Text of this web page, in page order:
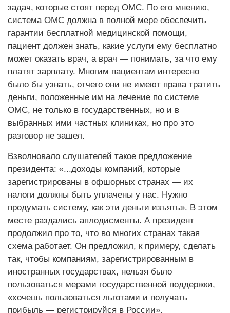
задач, которые стоят перед ОМС. По его мнению,
система ОМС должна в полной мере обеспечить
гарантии бесплатной медицинской помощи,
пациент должен знать, какие услуги ему бесплатно
может оказать врач, а врач — понимать, за что ему
платят зарплату. Многим пациентам интересно
было бы узнать, отчего они не имеют права тратить
деньги, положенные им на лечение по системе
ОМС, не только в государственных, но и в
выбранных ими частных клиниках, но про это
разговор не зашел.
Взволновало слушателей такое предложение
президента: «...доходы компаний, которые
зарегистрированы в офшорных странах — их
налоги должны быть уплачены у нас. Нужно
продумать систему, как эти деньги изъять». В этом
месте раздались аплодисменты. А президент
продолжил про то, что во многих странах такая
схема работает. Он предложил, к примеру, сделать
так, чтобы компаниям, зарегистрированным в
иностранных государствах, нельзя было
пользоваться мерами государственной поддержки,
«хочешь пользоваться льготами и получать
прибыль — регистрируйся в России».